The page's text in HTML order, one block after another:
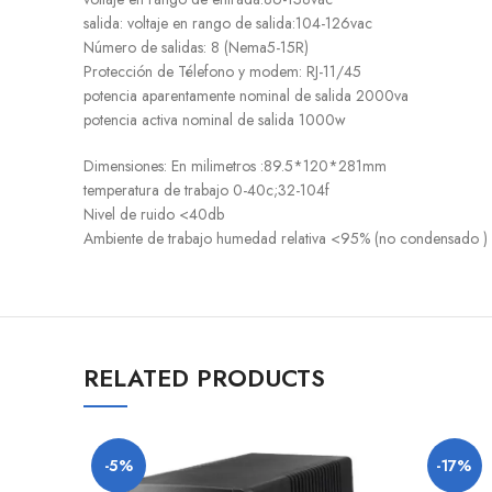
salida: voltaje en rango de salida:104-126vac
Número de salidas: 8 (Nema5-15R)
Protección de Télefono y modem: RJ-11/45
potencia aparentamente nominal de salida 2000va
potencia activa nominal de salida 1000w
Dimensiones: En milimetros :89.5*120*281mm
temperatura de trabajo 0-40c;32-104f
Nivel de ruido <40db
Ambiente de trabajo humedad relativa <95% (no condensado )
RELATED PRODUCTS
-5% -17%